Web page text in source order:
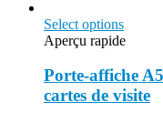
Select options
Aperçu rapide
Porte-affiche
cartes de visite